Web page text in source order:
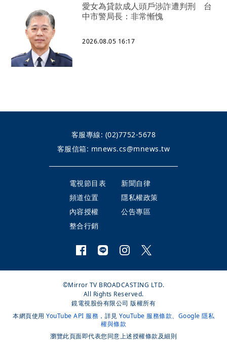
愛女為貸款成人頭戶涉詐遭判刑 台
中市警局長：非常慚愧
2026.08.05 16:17
客服專線: (02)7752-5678
客服信箱: mnews.cs@mnews.tw
電視節目表
新聞自律
頻道位置
隱私權政策
內容授權
公告專區
整合行銷
©Mirror TV BROADCASTING LTD.
All Rights Reserved.
鏡電視股份有限公司 版權所有
本網頁使用 YouTube API 服務 ，詳見 YouTube 服務條款、 Google 隱私
權與條款
瀏覽此頁面即代表您同意上述授權條款及細則